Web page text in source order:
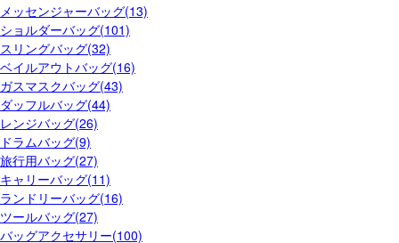
メッセンジャーバッグ(13)
ショルダーバッグ(101)
スリングバッグ(32)
ベイルアウトバッグ(16)
ガスマスクバッグ(43)
ダッフルバッグ(44)
レンジバッグ(26)
ドラムバッグ(9)
旅行用バッグ(27)
キャリーバッグ(11)
ランドリーバッグ(16)
ツールバッグ(27)
バッグアクセサリー(100)